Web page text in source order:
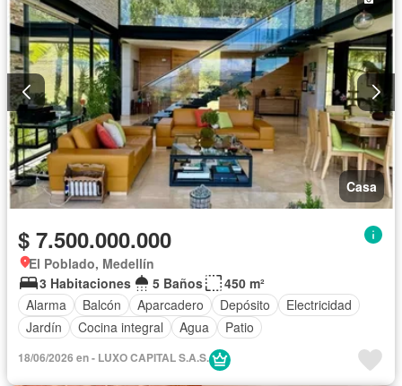
Casa
$ 7.500.000.000
El Poblado, Medellín
3 Habitaciones
5 Baños
450 m²
Alarma
Balcón Aparcadero Depósito
Electricidad
Jardín
Cocina integral Agua Patio
18/06/2026 en - LUXO CAPITAL S.A.S.